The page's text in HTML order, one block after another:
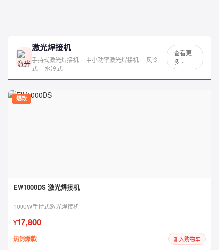
激光焊接机
手持式激光焊接机 中小功率激光焊接机
风冷
式
水冷式
查看更
多 ›
爆款
EW1000DS 激光焊接机
1000W手持式激光焊接机
¥17,800
热销爆款 加入购物车